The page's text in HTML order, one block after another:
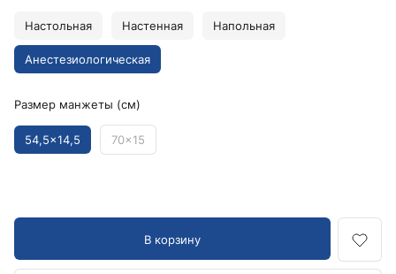
Настольная Настенная Напольная
Анестезиологическая
Размер манжеты (см)
54,5x14,5 70x15
В корзину